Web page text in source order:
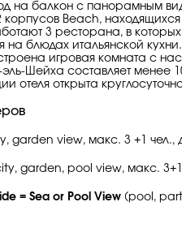
на балкон с панорамным
корпусов Beach,
3 ресторана, в
на блюдах итальянской
игровая комната с
Шейха составляет менее
отеля открыта
garden view, макс. 3 +1 чел.,
garden, pool view, макс. 3+1
= Sea or Pool View (pool,